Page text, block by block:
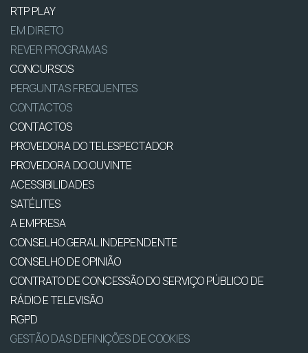
RTP PLAY
EM DIRETO
REVER PROGRAMAS
CONCURSOS
PERGUNTAS FREQUENTES
CONTACTOS
CONTACTOS
PROVEDORA DO TELESPECTADOR
PROVEDORA DO OUVINTE
ACESSIBILIDADES
SATÉLITES
A EMPRESA
CONSELHO GERAL INDEPENDENTE
CONSELHO DE OPINIÃO
CONTRATO DE CONCESSÃO DO SERVIÇO PÚBLICO DE
RÁDIO E TELEVISÃO
RGPD
GESTÃO DAS DEFINIÇÕES DE COOKIES